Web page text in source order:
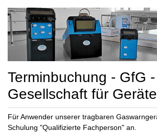
Terminbuchung - GfG -
Gesellschaft für
Für Anwender unserer tragbaren
Schulung "Qualifizierte Fachperson" an.